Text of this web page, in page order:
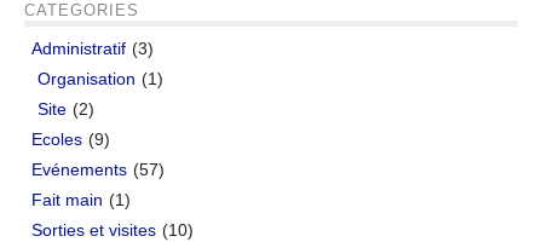
CATEGORIES
Administratif (3)
Organisation (1)
Site (2)
Ecoles (9)
Evénements (57)
Fait main (1)
Sorties et visites (10)